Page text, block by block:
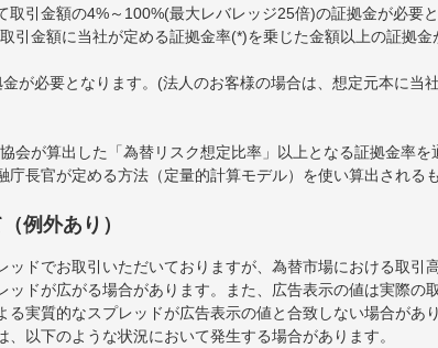
取引金額の4%～100%(最大レバレッジ25倍)の証拠金が必要と
引金額に当社が定める証拠金率(*)を乗じた金額以上の証拠
が必要となります。(法人のお客様の場合は、想定元本に当
会が算出した「為替リスク想定比率」以上となる証拠金率
庁長官が定める方法（定量的計算モデル）を使い算出されるも
例外あり）
ッドでお取引いただいておりますが、為替市場における取引
ッドが広がる場合があります。また、広告表示の値は実際の
る実質的なスプレッドが広告表示の値と合致しない場合があ
、以下のような状況において発生する場合があります。